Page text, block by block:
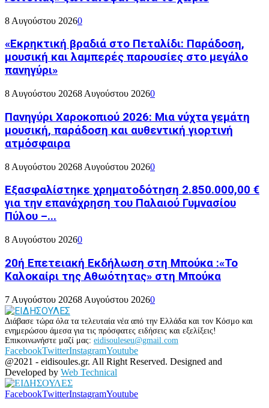
8 Αυγούστου 20260
«Εκρηκτική βραδιά στο Πεταλίδι: Παράδοση,
μουσική και λαμπερές παρουσίες στο μεγάλο
πανηγύρι»
8 Αυγούστου 20268 Αυγούστου 20260
Πανηγύρι Χαροκοπιού 2026: Μια νύχτα γεμάτη
μουσική, παράδοση και αυθεντική γιορτινή
ατμόσφαιρα
8 Αυγούστου 20268 Αυγούστου 20260
Εξασφαλίστηκε χρηματοδότηση 2.850.000,00 €
για την επανάχρηση του Παλαιού Γυμνασίου
Πύλου –...
8 Αυγούστου 20260
20ή Επετειακή Εκδήλωση στη Μπούκα :«Το
Καλοκαίρι της Αθωότητας» στη Μπούκα
7 Αυγούστου 20268 Αυγούστου 20260
Διάβασε τώρα όλα τα τελευταία νέα από την Ελλάδα και τον Κόσμο και
ενημερώσου άμεσα για τις πρόσφατες ειδήσεις και εξελίξεις!
Επικοινωνήστε μαζί μας: eidisouleseu@gmail.com
FacebookTwitterInstagramYoutube
@2021 - eidisoules.gr. All Right Reserved. Designed and
Developed by Web Technical
FacebookTwitterInstagramYoutube